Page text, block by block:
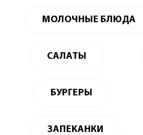
МОЛОЧНЫЕ БЛЮДА
САЛАТЫ
БУРГЕРЫ
ЗАПЕКАНКИ